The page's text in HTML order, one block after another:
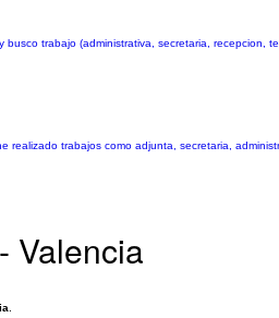
trabajo (administrativa, secretaria, recepcion,
trabajos como adjunta, secretaria,
Valencia